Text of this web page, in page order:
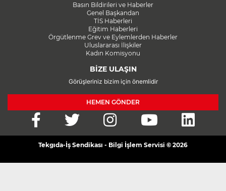
Basın Bildirileri ve Haberler
Genel Başkandan
TİS Haberleri
Eğitim Haberleri
Örgütlenme Grev ve Eylemlerden Haberler
Uluslararası İlişkiler
Kadın Komisyonu
BİZE ULAŞIN
Görüşleriniz bizim için önemlidir
HEMEN GÖNDER
Tekgıda-İş Sendikası - Bilgi İşlem Servisi © 2026